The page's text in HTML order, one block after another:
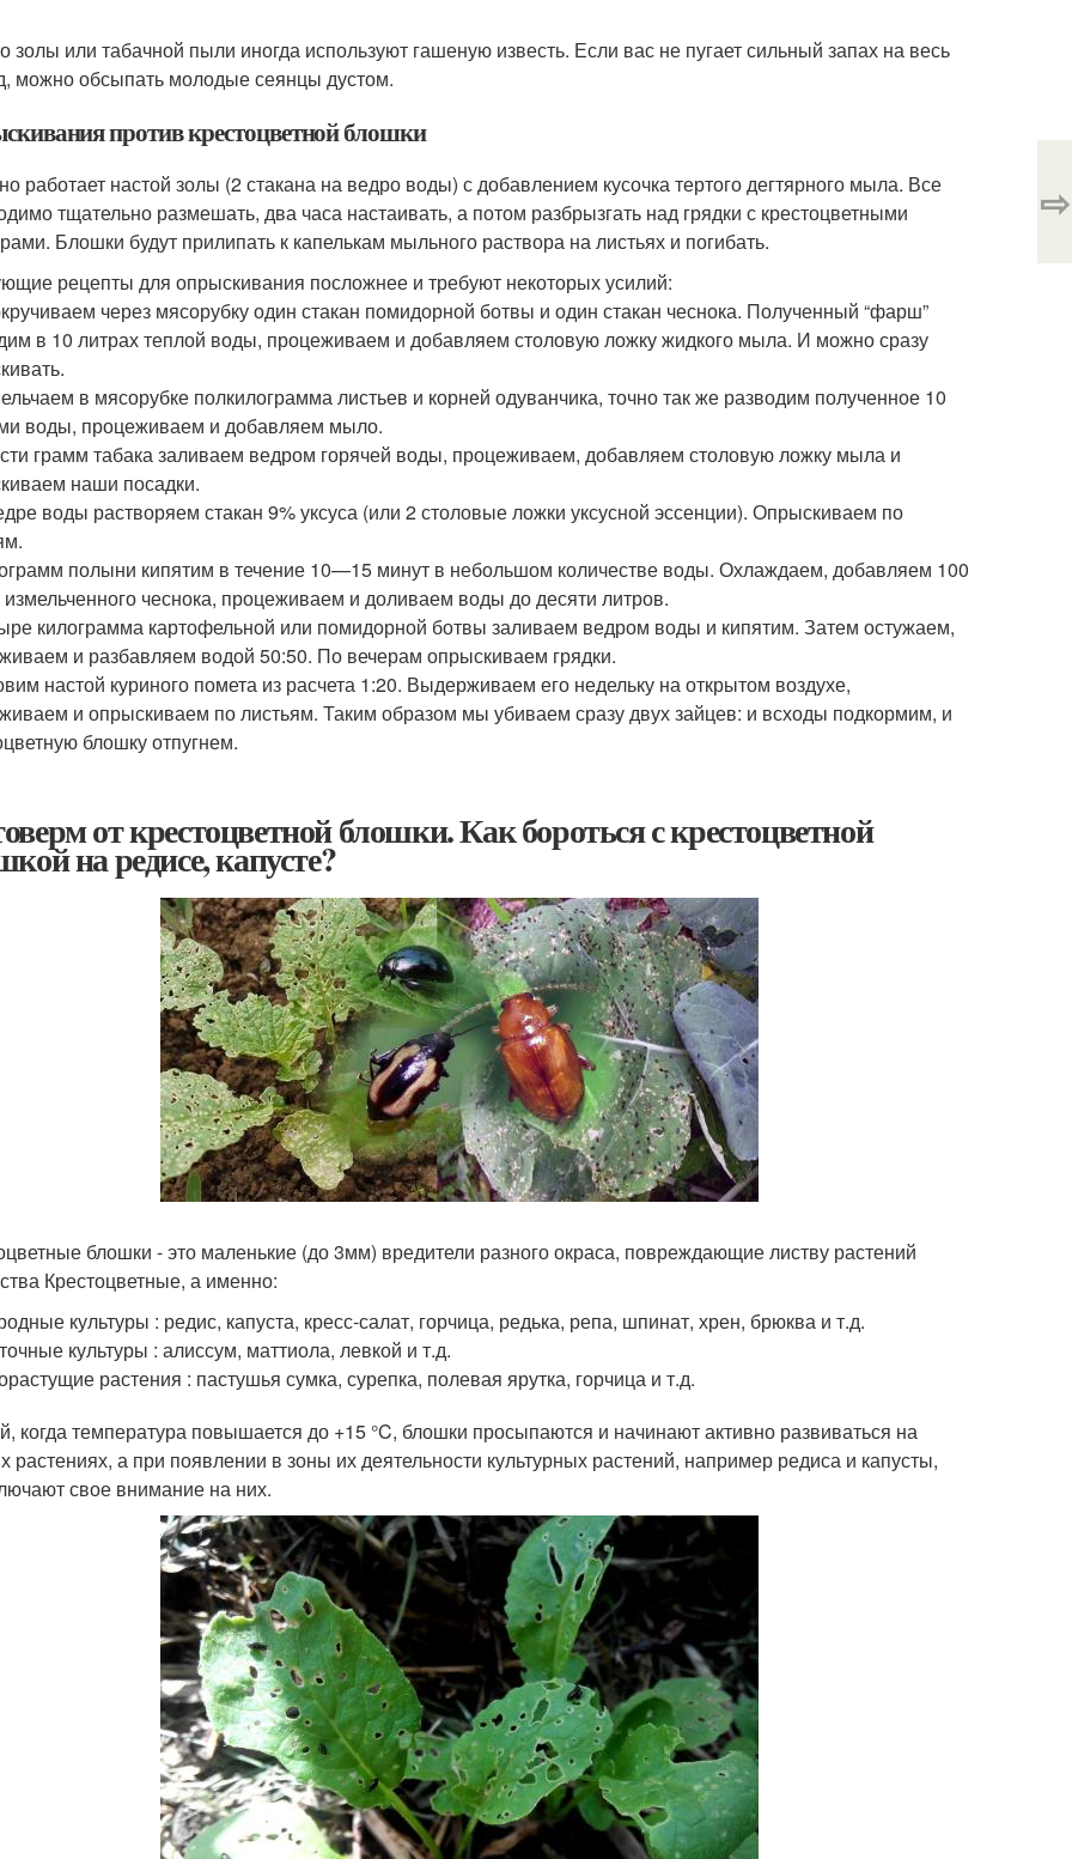
золы или табачной пыли иногда используют гашеную известь. Если вас не пугает сильный запах на весь
можно обсыпать молодые сеянцы дустом.
против крестоцветной блошки
работает настой золы (2 стакана на ведро воды) с добавлением кусочка тертого дегтярного мыла. Все
тщательно размешать, два часа настаивать, а потом разбрызгать над грядки с крестоцветными
Блошки будут прилипать к капелькам мыльного раствора на листьях и погибать.
рецепты для опрыскивания посложнее и требуют некоторых усилий:
через мясорубку один стакан помидорной ботвы и один стакан чеснока. Полученный “фарш”
в 10 литрах теплой воды, процеживаем и добавляем столовую ложку жидкого мыла. И можно сразу
в мясорубке полкилограмма листьев и корней одуванчика, точно так же разводим полученное 10
воды, процеживаем и добавляем мыло.
грамм табака заливаем ведром горячей воды, процеживаем, добавляем столовую ложку мыла и
наши посадки.
воды растворяем стакан 9% уксуса (или 2 столовые ложки уксусной эссенции). Опрыскиваем по
полыни кипятим в течение 10—15 минут в небольшом количестве воды. Охлаждаем, добавляем 100
чеснока, процеживаем и доливаем воды до десяти литров.
килограмма картофельной или помидорной ботвы заливаем ведром воды и кипятим. Затем остужаем,
и разбавляем водой 50:50. По вечерам опрыскиваем грядки.
настой куриного помета из расчета 1:20. Выдерживаем его недельку на открытом воздухе,
и опрыскиваем по листьям. Таким образом мы убиваем сразу двух зайцев: и всходы подкормим, и
блошку отпугнем.
от крестоцветной блошки. Как бороться с крестоцветной
на редисе, капусте?
блошки - это маленькие (до 3мм) вредители разного окраса, повреждающие листву растений
Крестоцветные, а именно:
культуры : редис, капуста, кресс-салат, горчица, редька, репа, шпинат, хрен, брюква и т.д.
культуры : алиссум, маттиола, левкой и т.д.
растения : пастушья сумка, сурепка, полевая ярутка, горчица и т.д.
когда температура повышается до +15 °C, блошки просыпаются и начинают активно развиваться на
растениях, а при появлении в зоны их деятельности культурных растений, например редиса и капусты,
свое внимание на них.
⇨